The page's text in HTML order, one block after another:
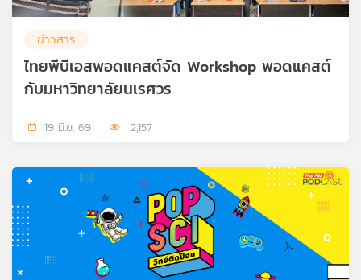
ข่าย
วิทยุ
แผนที่
วิทยุ
เครือ
ข่าย
ข่าวสาร
ไทยพีบีเอสพอดแคสต์จัด Workshop พอดแคสต์
กับมหาวิทยาลัยนเรศวร
19 มิ.ย. 69 2,157